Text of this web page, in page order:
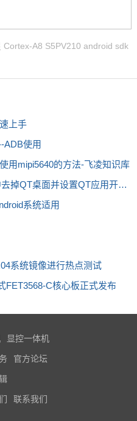
Cortex-A8 S5PV210 android sdk
上手
ADB使用
用mipi5640的方法-飞凌知识库
掉QT桌面并设置QT应用开机
系统适用
系统镜像进行热点测试
FET3568-C核心板正式发布
显控一体机
官方论坛
联系我们